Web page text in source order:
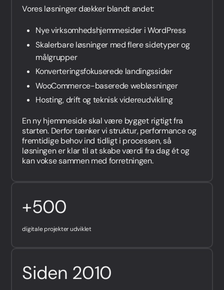
Vores løsninger dækker blandt andet:
Nye virksomhedshjemmesider i WordPress
Skalerbare løsninger med flere sidetyper og
målgrupper
Konverteringsfokuserede landingssider
WooCommerce-baserede webløsninger
Hosting, drift og teknisk videreudvikling
En ny hjemmeside skal være bygget rigtigt fra
starten. Derfor tænker vi struktur, performance og
fremtidige behov ind tidligt i processen, så
løsningen er klar til at skabe værdi fra dag ét og
kan vokse sammen med forretningen.
+500
digitale projekter udviklet
Siden 2010